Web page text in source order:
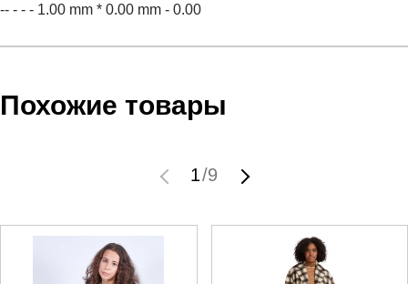
-- - - - 1.00 mm * 0.00 mm - 0.00
Coat
Long Hooded Down Coat
Состав:
Main Material 1: 100% polyester Recycled - plain
weave - 75.00 g/m² - piece dyed - Chemical - Water
Заказ берется в работу только после оплаты счета.
Счет заранее согласовывается с клиентом.
выставления счета менеджером.
который высылает менеджер.
Похожие товары
1/9